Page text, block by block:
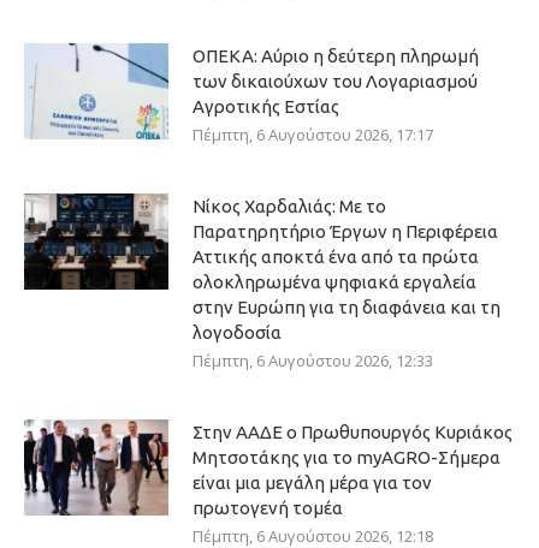
ΟΠΕΚΑ: Αύριο η δεύτερη πληρωμή
των δικαιούχων του Λογαριασμού
Αγροτικής Εστίας
Πέμπτη, 6 Αυγούστου 2026, 17:17
Νίκος Χαρδαλιάς: Με το
Παρατηρητήριο Έργων η Περιφέρεια
Αττικής αποκτά ένα από τα πρώτα
ολοκληρωμένα ψηφιακά εργαλεία
στην Ευρώπη για τη διαφάνεια και τη
λογοδοσία
Πέμπτη, 6 Αυγούστου 2026, 12:33
Στην ΑΑΔΕ ο Πρωθυπουργός Κυριάκος
Μητσοτάκης για το myAGRO-Σήμερα
είναι μια μεγάλη μέρα για τον
πρωτογενή τομέα
Πέμπτη, 6 Αυγούστου 2026, 12:18